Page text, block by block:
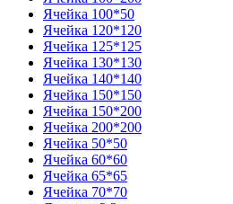
Ячейка 100*50
Ячейка 120*120
Ячейка 125*125
Ячейка 130*130
Ячейка 140*140
Ячейка 150*150
Ячейка 150*200
Ячейка 200*200
Ячейка 50*50
Ячейка 60*60
Ячейка 65*65
Ячейка 70*70